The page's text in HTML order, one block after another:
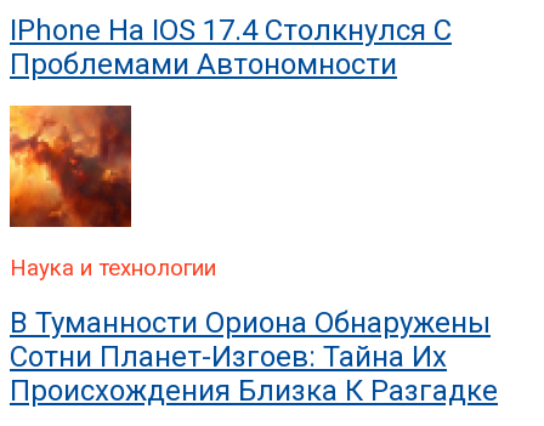
IPhone На IOS 17.4 Столкнулся С
Проблемами Автономности
Наука и технологии
В Туманности Ориона Обнаружены
Сотни Планет-Изгоев: Тайна Их
Происхождения Близка К Разгадке